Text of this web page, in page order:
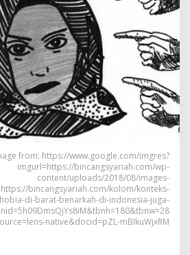
from: https://www.google.com/imgres?
imgurl=https://bincangsyariah.com/wp-
content/uploads/2018/08/images-
bincangsyariah.com/kolom/konteks-
di-barat-benarkah-di-indonesia-juga-
native&docid=pZL-mBIkuWjxRM